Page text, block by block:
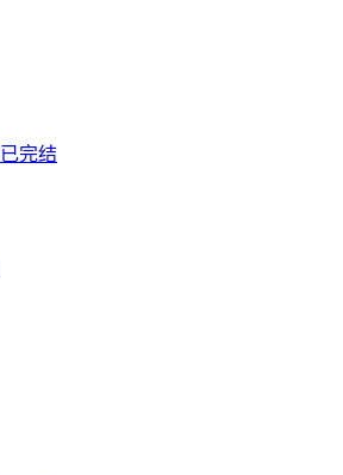
已完结